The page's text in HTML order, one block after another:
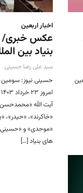
اخبار اربعین
عکس خبری/
بنیاد بین
سید علی رضا حسینی
حسینی نیوز: سومین
آیت الله «محمدحسن
«خاکرند»، «حیدر»،
«موحدی» و «حسینی
های بنیاد […]